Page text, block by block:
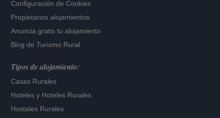
Configuración de Cookies
Propietarios alojamientos
Anuncia gratis tu alojamiento
Blog de Turismo Rural
Tipos de alojamiento:
Casas Rurales
Hoteles y Hoteles Rurales
Hostales Rurales